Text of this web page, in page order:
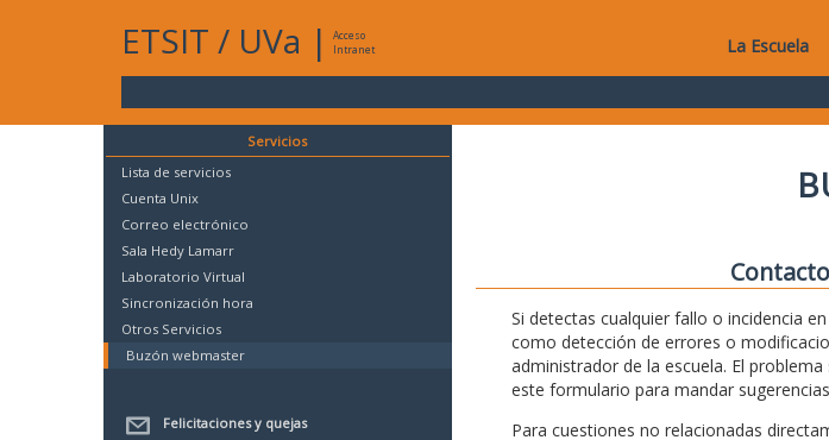
ETSIT / UVa |
Acceso
Intranet
La Escuela
Servicios
Lista de servicios
Cuenta Unix
Correo electrónico
Sala Hedy Lamarr
Laboratorio Virtual
Sincronización hora
Otros Servicios
Buzón webmaster
Felicitaciones y quejas
Si detectas cualquier fallo o incidencia
como detección de errores o
administrador de la escuela. El
este formulario para mandar
Para cuestiones no relacionadas